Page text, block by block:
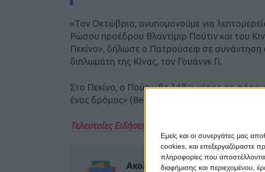
Εμείς και οι συνεργάτες μας
cookies, και επεξεργαζόμαστε
πληροφορίες που
διαφήμισης και περιεχομένου,
«Τον Οκτώβριο, ανυπομονούμε για
Ρώσου προέδρου Βλαντίμιρ Πούτιν και του
Πεκίνο», δήλωσε ο Πατρούσεφ σε
διπλωμάτη της Κίνας, τον Γουάνγκ Γι.
Στο Πεκίνο, ο Πούτιν θα λάβει μέρος σε
ένας δρόμος» (Belt and Road) της Κίνας,
Τελευταίες Ειδήσεις Σήμερα
Ακολούθησε την εφημερίδα